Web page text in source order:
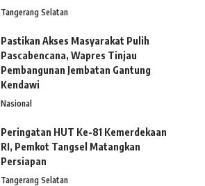
Tangerang Selatan
Pastikan Akses Masyarakat Pulih
Pascabencana, Wapres Tinjau
Pembangunan Jembatan Gantung
Kendawi
Nasional
Peringatan HUT Ke-81 Kemerdekaan
RI, Pemkot Tangsel Matangkan
Persiapan
Tangerang Selatan